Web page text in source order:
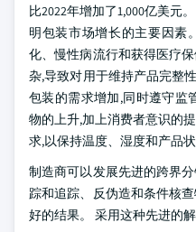
比2022年增加了1,000亿美元
明包装市场增长的主要因素
化、慢性病流行和获得医疗
杂,导致对用于维持产品完整
包装的需求增加,同时遵守监
物的上升,加上消费者意识的
求,以保持温度、湿度和产品状
制造商可以发展先进的跨界
踪和追踪、反伪造和条件核
好的结果。 采用这种先进的